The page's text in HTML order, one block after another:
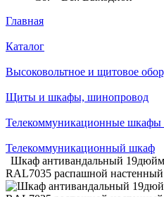
Главная
Каталог
Высоковольтное и щитовое
Щиты и шкафы, шинопровод
Телекоммуникационные шкафы
Телекоммуникационный шкаф
Шкаф антивандальный
RAL7035 распашной настенный